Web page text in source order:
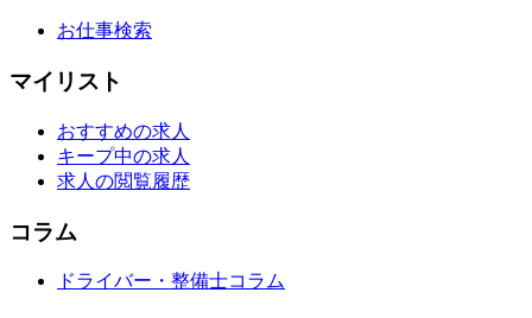
お仕事検索
マイリスト
おすすめの求人
キープ中の求人
求人の閲覧履歴
コラム
ドライバー・整備士コラム